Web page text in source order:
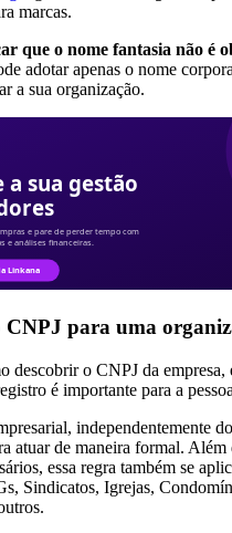
marcas.
que o nome fantasia não é
adotar apenas o nome
a sua organização.
para uma
descobrir o CNPJ da empresa,
é importante para a
independentemente
atuar de maneira formal. Além
essa regra também se
Sindicatos, Igrejas,